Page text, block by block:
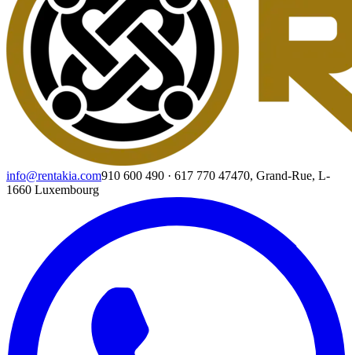
info@rentakia.com910 600 490 · 617 770 47470, Grand-Rue, L-
1660 Luxembourg